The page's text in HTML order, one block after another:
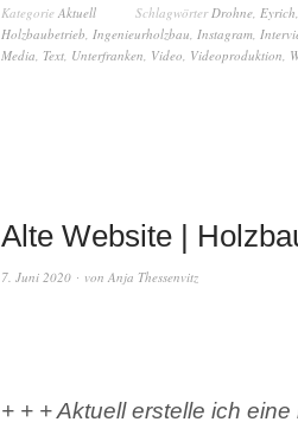
Kategorie Aktuell SchlagwörterDrohne, Eyrich,
Holzbaubetrieb, Ingenieurholzbau, Instagram,
Media, Text, Unterfranken, Video, Videoproduktion,
Alte Website |
7. Juni 2020 von Anja Thessenvitz
+ + + Aktuell erstelle ich